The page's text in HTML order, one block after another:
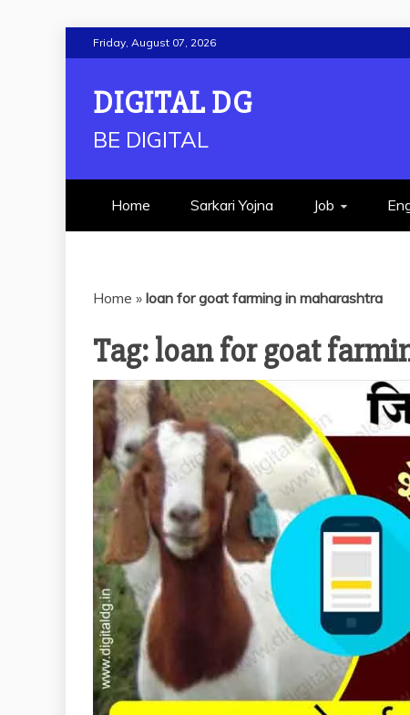
to
content
Friday, August 07, 2026
DIGITAL DG
BE DIGITAL
Home Sarkari Yojna Job
Home » loan for goat farming in maharashtra
Tag:loan for goat